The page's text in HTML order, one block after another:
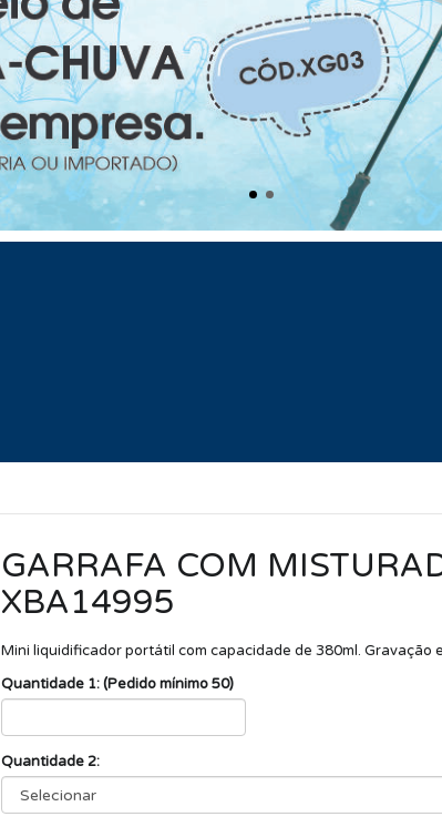
GARRAFA COM
XBA14995
Mini liquidificador portátil com capacidade de 380ml. Gravação
Quantidade 1: (Pedido mínimo 50)
Quantidade 2: